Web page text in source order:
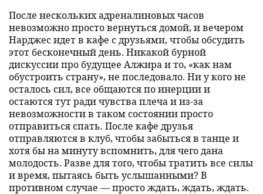
После нескольких адреналиновых часов
невозможно просто вернуться домой, и вечером
Нарджес идет в кафе с друзьями, чтобы обсудить
этот бесконечный день. Никакой бурной
дискуссии про будущее Алжира и то, «как нам
обустроить страну», не последовало. Ни у кого не
осталось сил, все общаются по инерции и
остаются тут ради чувства плеча и из-за
невозможности в таком состоянии просто
отправиться спать. После кафе друзья
отправляются в клуб, чтобы забыться в танце и
хотя бы на минуту вспомнить, для чего дана
молодость. Разве для того, чтобы тратить все силы
и время, пытаясь быть услышанными? В
противном случае — просто ждать, ждать, ждать.